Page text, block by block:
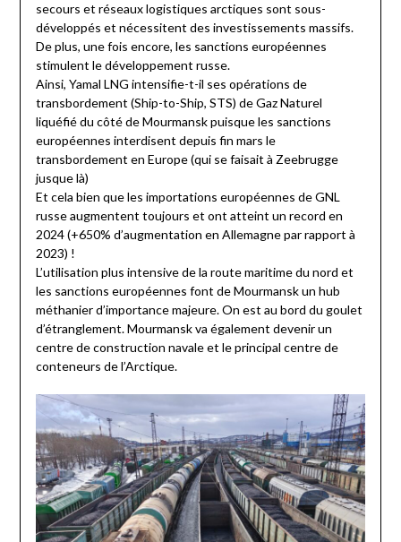
secours et réseaux logistiques arctiques sont sous-
développés et nécessitent des investissements massifs.
De plus, une fois encore, les sanctions européennes
stimulent le développement russe.
Ainsi, Yamal LNG intensifie-t-il ses opérations de
transbordement (Ship-to-Ship, STS) de Gaz Naturel
liquéfié du côté de Mourmansk puisque les sanctions
européennes interdisent depuis fin mars le
transbordement en Europe (qui se faisait à Zeebrugge
jusque là)
Et cela bien que les importations européennes de GNL
russe augmentent toujours et ont atteint un record en
2024 (+650% d’augmentation en Allemagne par rapport à
2023) !
L’utilisation plus intensive de la route maritime du nord et
les sanctions européennes font de Mourmansk un hub
méthanier d’importance majeure. On est au bord du goulet
d’étranglement. Mourmansk va également devenir un
centre de construction navale et le principal centre de
conteneurs de l’Arctique.